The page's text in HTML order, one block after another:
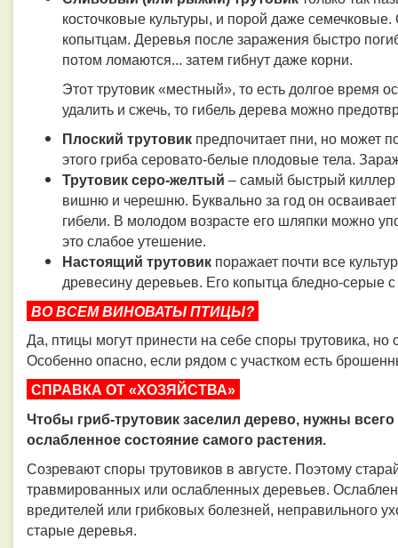
косточковые культуры, и порой даже
копытцам. Деревья после заражения быстро
потом ломаются... затем гибнут даже корни.
Этот трутовик «местный», то есть долгое время
удалить и сжечь, то гибель дерева можно
Плоский трутовик предпочитает пни, но может
этого гриба серовато-белые плодовые тела.
Трутовик серо-желтый – самый быстрый киллер
вишню и черешню. Буквально за год он
гибели. В молодом возрасте его шляпки можно
это слабое утешение.
Настоящий трутовик поражает почти все
древесину деревьев. Его копытца бледно-серые
ВО ВСЕМ ВИНОВАТЫ ПТИЦЫ?
Да, птицы могут принести на себе споры трутовика, но
Особенно опасно, если рядом с участком есть
СПРАВКА ОТ «ХОЗЯЙСТВА»
Чтобы гриб-трутовик заселил дерево, нужны
ослабленное состояние самого растения.
Созревают споры трутовиков в августе. Поэтому
травмированных или ослабленных деревьев.
вредителей или грибковых болезней, неправильного
старые деревья.